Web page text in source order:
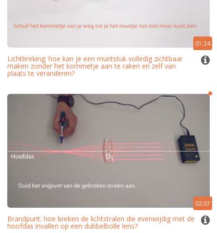
01:24
Lichtbreking: hoe kan je een muntstuk volledig zichtbaar
maken zonder het kommetje aan te raken en zelf van
plaats te veranderen?
02:07
Brandpunt: hoe breken de lichtstralen die evenwijdig met de
hoofdas invallen op een dubbelbolle lens?